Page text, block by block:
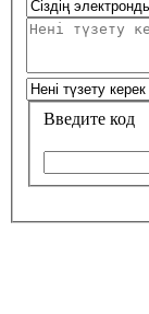
Введите код